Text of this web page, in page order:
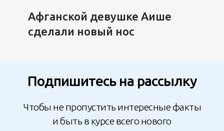
Афганской девушке Аише
сделали новый нос
Подпишитесь на рассылку
Чтобы не пропустить интересные факты
и быть в курсе всего нового